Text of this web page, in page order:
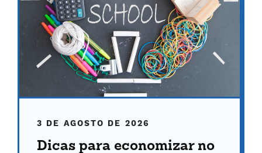
3 DE AGOSTO DE 2026
Dicas para economizar no